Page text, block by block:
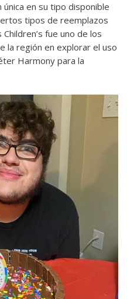
en su tipo disponible
tipos de reemplazos
fue uno de los
la región en explorar el uso
Harmony para la